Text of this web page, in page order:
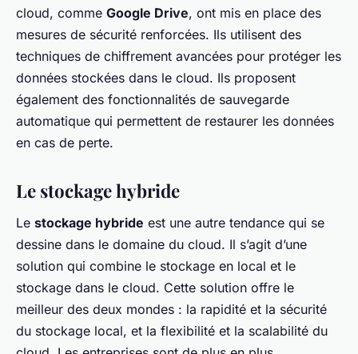
cloud, comme Google Drive, ont mis en place des
mesures de sécurité renforcées. Ils utilisent des
techniques de chiffrement avancées pour protéger les
données stockées dans le cloud. Ils proposent
également des fonctionnalités de sauvegarde
automatique qui permettent de restaurer les données
en cas de perte.
Le stockage hybride
Le stockage hybride est une autre tendance qui se
dessine dans le domaine du cloud. Il s’agit d’une
solution qui combine le stockage en local et le
stockage dans le cloud. Cette solution offre le
meilleur des deux mondes : la rapidité et la sécurité
du stockage local, et la flexibilité et la scalabilité du